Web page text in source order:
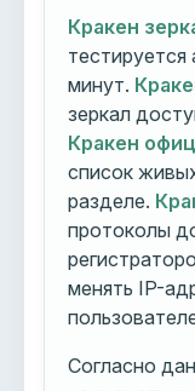
Кракен
минут.
зеркал
Кракен
список
разделе.
протоколы
менять IP-
Согласно